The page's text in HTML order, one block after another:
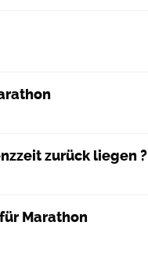
zurück liegen ?
Marathon